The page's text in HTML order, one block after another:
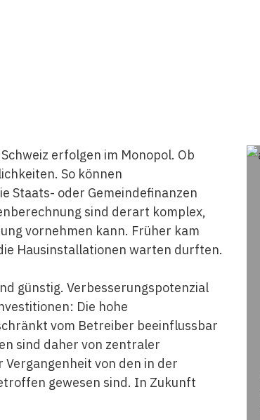
erfolgen im Monopol. Ob
So können
Staats- oder Gemeindefinanzen
sind derart komplex,
vornehmen kann. Früher kam
Hausinstallationen warten durften.
günstig. Verbesserungspotenzial
Die hohe
vom Betreiber beeinflussbar
sind daher von zentraler
Vergangenheit von den in der
gewesen sind. In Zukunft